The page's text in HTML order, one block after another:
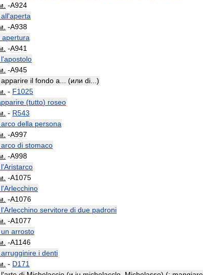
-A924
all'aperta
-A938
apertura
-A941
l'apostolo
-A945
apparire il fondo a ... (или di ...)
- F1025
(tutto) roseo
- R543
arco della persona
-A997
arco di stomaco
-A998
l'Aristarco
-A1075
l'Arlecchino
-A1076
l'Arlecchino servitore di due padroni
-A1077
un arrosto
-A1146
arrugginire i denti
- D171